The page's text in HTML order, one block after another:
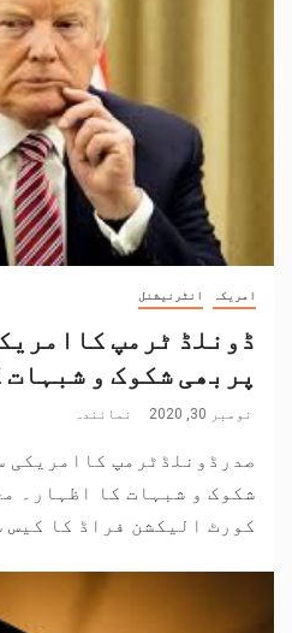
امریکہ انٹرنیشنل
ڈونلڈ ٹرمپ
پربھی شکوک و شبہات
نومبر 30, 2020 نمائندہ
صدرڈونلڈٹرمپ کاامریکی
شکوک و شبہات کا اظہار۔
کورٹ الیکشن فراڈ کا کیس